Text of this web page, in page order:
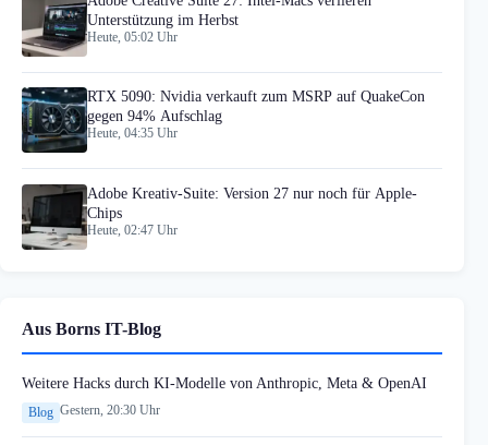
Unterstützung im Herbst
Heute, 05:02 Uhr
RTX 5090: Nvidia verkauft zum MSRP auf QuakeCon
gegen 94% Aufschlag
Heute, 04:35 Uhr
Adobe Kreativ-Suite: Version 27 nur noch für Apple-
Chips
Heute, 02:47 Uhr
Aus Borns IT-Blog
Weitere Hacks durch KI-Modelle von Anthropic, Meta & OpenAI
Blog Gestern, 20:30 Uhr